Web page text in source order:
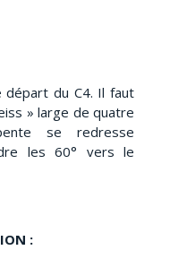
départ du C4. Il faut
» large de quatre
se redresse
les 60° vers le
: